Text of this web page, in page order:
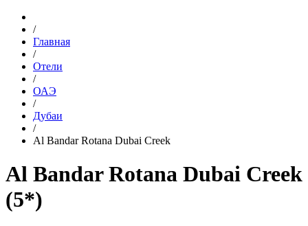
/
Главная
/
Отели
/
ОАЭ
/
Дубаи
/
Al Bandar Rotana Dubai Creek
Al Bandar Rotana Dubai Creek
(5*)